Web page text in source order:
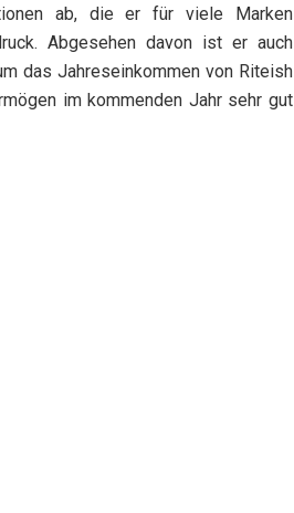
ab, die er für viele Marken
Abgesehen davon ist er auch
das Jahreseinkommen von Riteish
im kommenden Jahr sehr gut